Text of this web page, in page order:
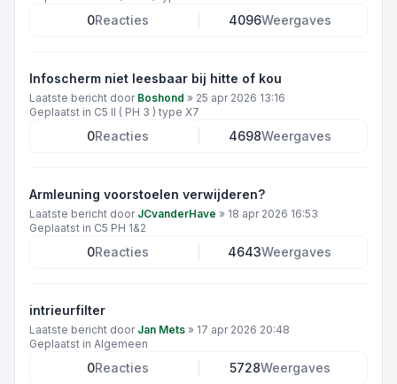
0Reacties 4096Weergaves
Infoscherm niet leesbaar bij hitte of kou
Laatste bericht door Boshond » 25 apr 2026 13:16
Geplaatst in C5 II ( PH 3 ) type X7
0Reacties 4698Weergaves
Armleuning voorstoelen verwijderen?
Laatste bericht door JCvanderHave » 18 apr 2026 16:53
Geplaatst in C5 PH 1&2
0Reacties 4643Weergaves
intrieurfilter
Laatste bericht door Jan Mets » 17 apr 2026 20:48
Geplaatst in Algemeen
0Reacties 5728Weergaves